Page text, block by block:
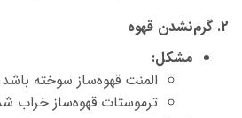
2. گرم‌نشدن قهوه
مشکل:
المنت قهوه‌ساز سوخته
ترموستات قهوه‌ساز خراب